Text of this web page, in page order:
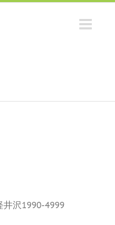
井沢1990-4999